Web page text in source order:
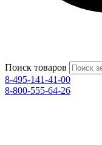
Поиск товаров
8-495-141-41-00
8-800-555-64-26